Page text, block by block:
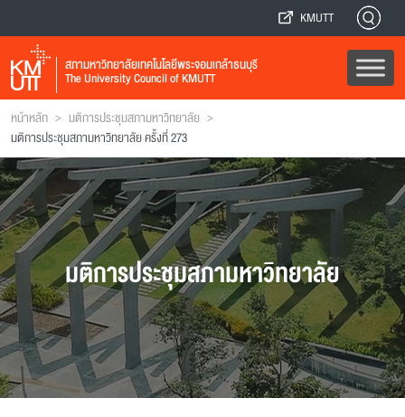
KMUTT
สภามหาวิทยาลัยเทคโนโลยีพระจอมเกล้าธนบุรี
The University Council of KMUTT
หน้าหลัก > มติการประชุมสภามหาวิทยาลัย >
มติการประชุมสภามหาวิทยาลัย ครั้งที่ 273
มติการประชุมสภามหาวิทยาลัย